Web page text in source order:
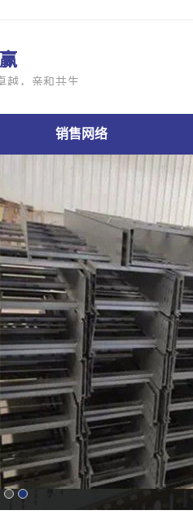
越，亲和共生
销售网络